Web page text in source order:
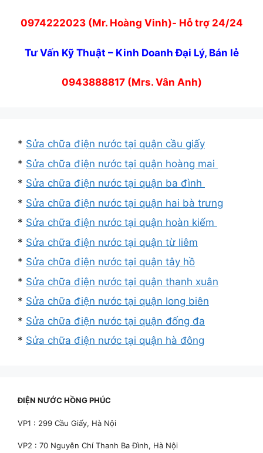
0974222023 (Mr. Hoàng Vinh)- Hỗ trợ 24/24
Tư Vấn Kỹ Thuật – Kinh Doanh Đại Lý, Bán lẻ
0943888817 (Mrs. Vân Anh)
* Sửa chữa điện nước tại quận cầu giấy
* Sửa chữa điện nước tại quận hoàng mai
* Sửa chữa điện nước tại quận ba đình
* Sửa chữa điện nước tại quận hai bà trưng
* Sửa chữa điện nước tại quận hoàn kiếm
* Sửa chữa điện nước tại quận từ liêm
* Sửa chữa điện nước tại quận tây hồ
* Sửa chữa điện nước tại quận thanh xuân
* Sửa chữa điện nước tại quận long biên
* Sửa chữa điện nước tại quận đống đa
* Sửa chữa điện nước tại quận hà đông
ĐIỆN NƯỚC HỒNG PHÚC
VP1 : 299 Cầu Giấy, Hà Nội
VP2 : 70 Nguyễn Chí Thanh Ba Đình, Hà Nội